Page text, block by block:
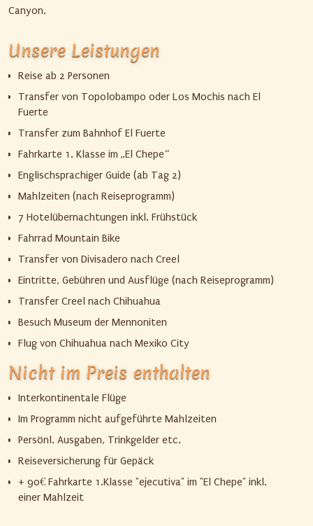
Canyon.
Unsere Leistungen
Reise ab 2 Personen
Transfer von Topolobampo oder Los Mochis nach El
Fuerte
Transfer zum Bahnhof El Fuerte
Fahrkarte 1. Klasse im „El Chepe“
Englischsprachiger Guide (ab Tag 2)
Mahlzeiten (nach Reiseprogramm)
7 Hotelübernachtungen inkl. Frühstück
Fahrrad Mountain Bike
Transfer von Divisadero nach Creel
Eintritte, Gebühren und Ausflüge (nach Reiseprogramm)
Transfer Creel nach Chihuahua
Besuch Museum der Mennoniten
Flug von Chihuahua nach Mexiko City
Nicht im Preis enthalten
Interkontinentale Flüge
Im Programm nicht aufgeführte Mahlzeiten
Persönl. Ausgaben, Trinkgelder etc.
Reiseversicherung für Gepäck
+ 90€ Fahrkarte 1.Klasse "ejecutiva" im "El Chepe" inkl.
einer Mahlzeit